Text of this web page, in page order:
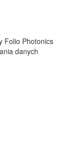
Folio Photonics
danych